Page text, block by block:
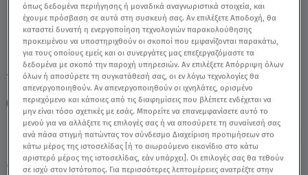
Παρασκευή 7 Αυγούστου 2026
03.12.22, 23:22 ΕΛΛΑΔΑ
TAGS: ΓΥΝΑΙΚΟΚΤΟΝΙΑ ΠΕΙΡΑΙΑΣ ΒΙΑ
ΑΝΝΑ ΚΑΝΔΑΡΑΚΗ
όπως δεδομένα περιήγησης ή μοναδικά αναγνωριστικά στοιχεία, και
έχουμε πρόσβαση σε αυτά στη συσκευή σας. Αν επιλέξετε Αποδοχή, θα
καταστεί δυνατή η ενεργοποίηση τεχνολογιών παρακολούθησης
προκειμένου να υποστηριχθούν οι σκοποί που εμφανίζονται παρακάτω,
για τους οποίους εμείς και οι συνεργάτες μας επεξεργαζόμαστε τα
δεδομένα με σκοπό την παροχή υπηρεσιών. Αν επιλέξετε Απόρριψη όλων
όλων ή αποσύρετε τη συγκατάθεσή σας, οι εν λόγω τεχνολογίες θα
απενεργοποιηθούν. Αν απενεργοποιηθούν οι ιχνηλάτες, ορισμένο
περιεχόμενο και κάποιες από τις διαφημίσεις που βλέπετε ενδέχεται να
μην είναι τόσο σχετικές με εσάς. Μπορείτε να επανεμφανίσετε αυτό το
μενού για να αλλάξετε τις επιλογές σας ή να αποσύρετε τη συναίνεσή σας
ανά πάσα στιγμή πατώντας τον σύνδεσμο Διαχείριση προτιμήσεων στο
κάτω μέρος της ιστοσελίδας [ή το αιωρούμενο εικονίδιο στο κάτω
αριστερό μέρος της ιστοσελίδας, εάν υπάρχει]. Οι επιλογές σας θα τεθούν
σε ισχύ στον Ιστότοπος. Για περισσότερες λεπτομέρειες ανατρέξτε στην